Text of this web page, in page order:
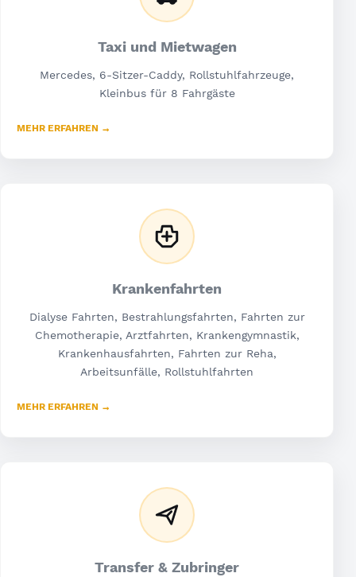
Taxi und Mietwagen
Mercedes, 6-Sitzer-Caddy, Rollstuhlfahrzeuge,
Kleinbus für 8 Fahrgäste
MEHR ERFAHREN →
Krankenfahrten
Dialyse Fahrten, Bestrahlungsfahrten, Fahrten zur
Chemotherapie, Arztfahrten, Krankengymnastik,
Krankenhausfahrten, Fahrten zur Reha,
Arbeitsunfälle, Rollstuhlfahrten
MEHR ERFAHREN →
Transfer & Zubringer